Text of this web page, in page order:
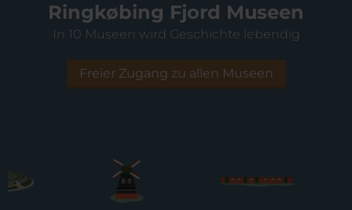
Ringkøbing Fjord Museen
In 10 Museen wird Geschichte lebendig
Freier Zugang zu allen Museen